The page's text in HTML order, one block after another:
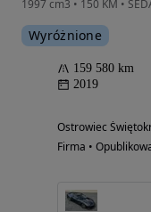
Wyróżnione
159 580 km
2019
Ostrowiec
Firma •